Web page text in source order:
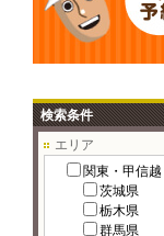
検索条件
エリア
関東・甲信越
茨城県
栃木県
群馬県